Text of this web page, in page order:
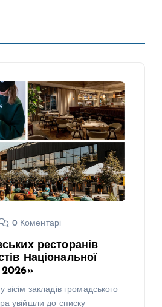
0 Коментарі
ресторанів
Національної
закладів громадського
увійшли до списку